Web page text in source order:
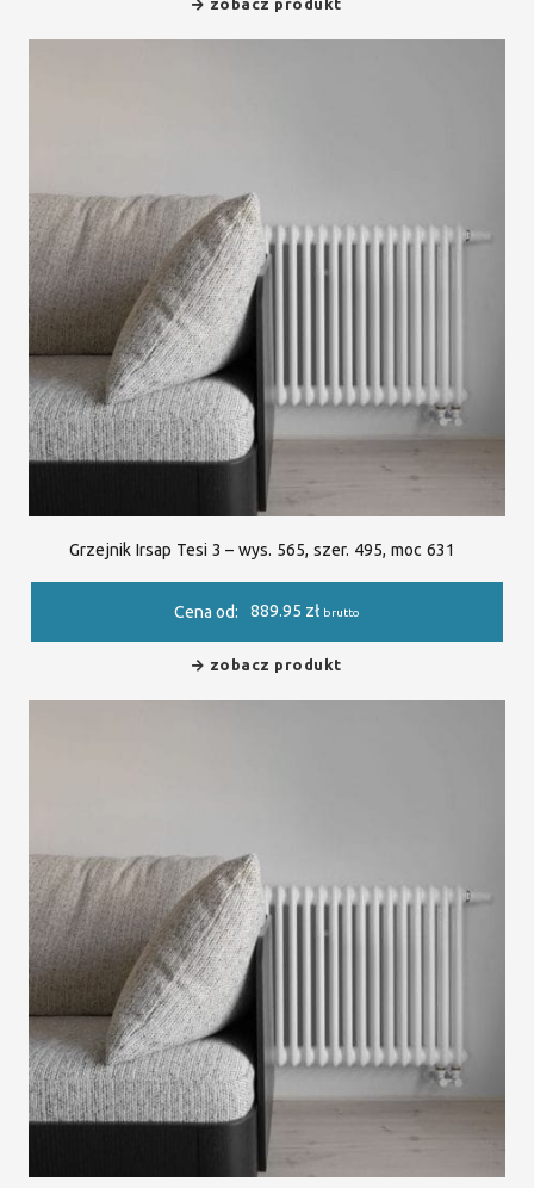
zobacz produkt
Grzejnik Irsap Tesi 3 – wys. 565, szer. 495, moc 631
Cena od: 889.95 zł brutto
zobacz produkt